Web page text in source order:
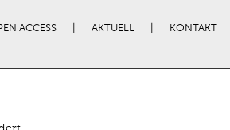
ACCESS AKTUELL KONTAKT